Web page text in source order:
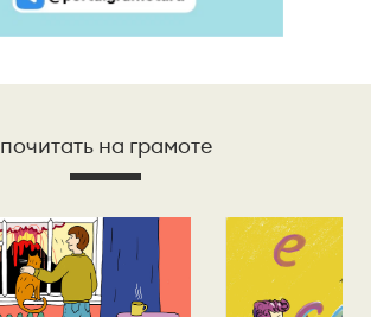
почитать на грамоте